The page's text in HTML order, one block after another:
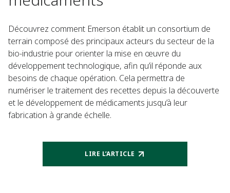
Découvrez comment Emerson établit un consortium de
terrain composé des principaux acteurs du secteur de la
bio-industrie pour orienter la mise en œuvre du
développement technologique, afin qu’il réponde aux
besoins de chaque opération. Cela permettra de
numériser le traitement des recettes depuis la découverte
et le développement de médicaments jusqu’à leur
fabrication à grande échelle.
LIRE L’ARTICLE